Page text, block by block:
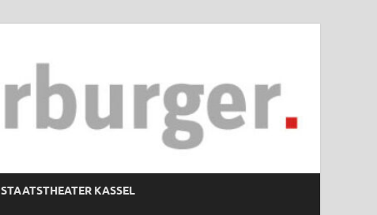
STAATSTHEATER KASSEL